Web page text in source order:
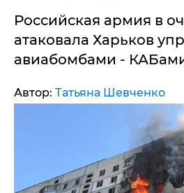
Российская армия в
атаковала Харьков
авиабомбами -
Автор: Татьяна Шевченко